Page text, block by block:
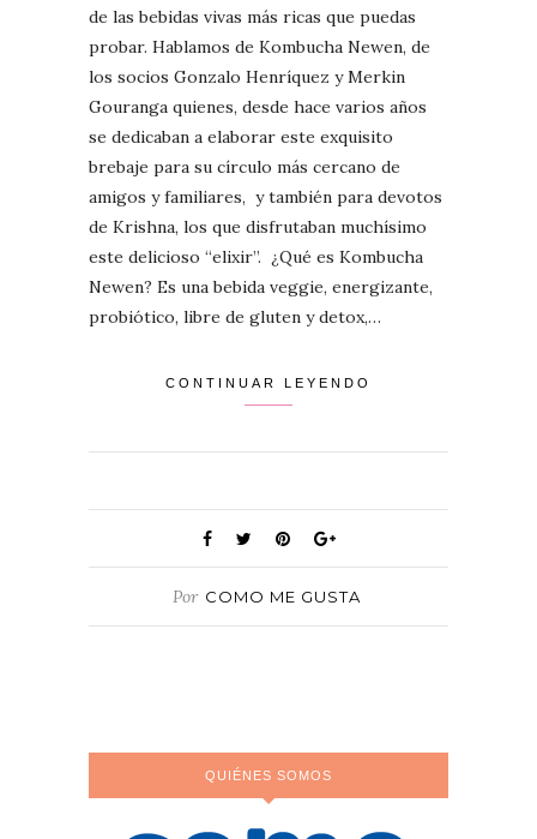
de las bebidas vivas más ricas que puedas
probar. Hablamos de Kombucha Newen, de
los socios Gonzalo Henríquez y Merkin
Gouranga quienes, desde hace varios años
se dedicaban a elaborar este exquisito
brebaje para su círculo más cercano de
amigos y familiares, y también para devotos
de Krishna, los que disfrutaban muchísimo
este delicioso “elixir”. ¿Qué es Kombucha
Newen? Es una bebida veggie, energizante,
probiótico, libre de gluten y detox,…
CONTINUAR LEYENDO
Por COMO ME GUSTA
QUIÉNES SOMOS